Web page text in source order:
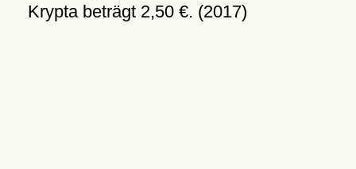
Krypta beträgt 2,50 €. (2017)